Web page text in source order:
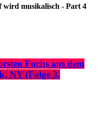
wird musikalisch - Part 4
Fuchs aus dem
NY (Folge 3,